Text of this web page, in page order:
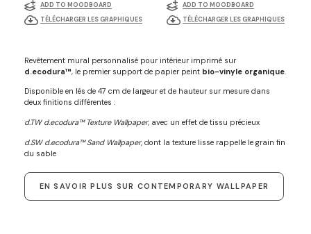
ADD TO MOODBOARD
TÉLÉCHARGER LES GRAPHIQUES
ADD TO MOODBOARD
TÉLÉCHARGER LES GRAPHIQUES
Revêtement mural personnalisé pour intérieur imprimé sur
d.ecodura™, le premier support de papier peint bio-vinyle organique
Disponible en lés de 47 cm de largeur et de hauteur sur mesure dans
deux finitions différentes :
d.TW d.ecodura™ Texture Wallpaper, avec un effet de tissu précieux
d.SW d.ecodura™ Sand Wallpaper,dont la texture lisse rappelle le grain fin
du sable
EN SAVOIR PLUS SUR CONTEMPORARY WALLPAPER